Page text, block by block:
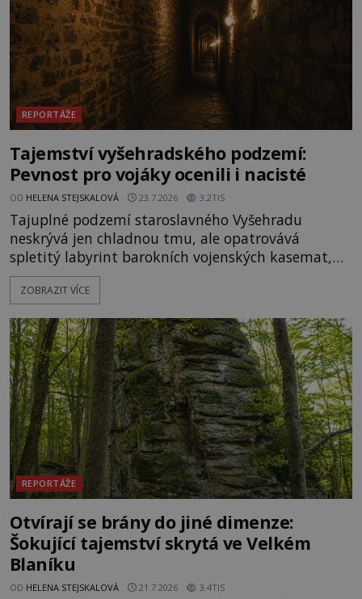
REPORTÁŽE
Tajemství vyšehradského podzemí:
Pevnost pro vojáky ocenili i nacisté
OD HELENA STEJSKALOVÁ 23.7.2026 3.2TIS
Tajuplné podzemí staroslavného Vyšehradu
neskrývá jen chladnou tmu, ale opatrovává
spletitý labyrint barokních vojenských kasemat,
zapomenuté chrámy a vzácné národní poklady.
Hluboko uvnitř mohutné skály nad řekou Vltavou
vyhýbá shonu moderní metropole. Místo, ke
kterému se vážou nejstarší české mýty, ve svých
temných útrobách střeží monumentální
ZOBRAZIT VÍCE
REPORTÁŽE
Otvírají se brány do jiné dimenze:
Šokující tajemství skrytá ve Velkém
Blaníku
OD HELENA STEJSKALOVÁ 21.7.2026 3.4TIS